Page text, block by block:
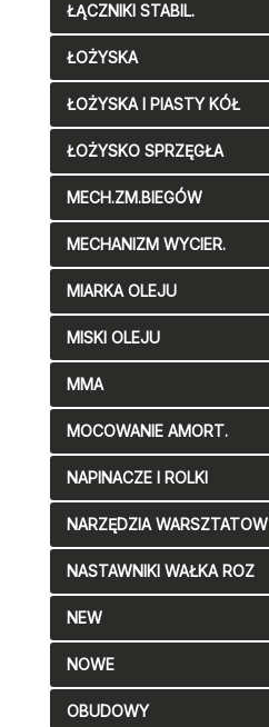
ŁĄCZNIKI STABIL.
ŁOŻYSKA
ŁOŻYSKA I PIASTY KÓŁ
ŁOŻYSKO SPRZĘGŁA
MECH.ZM.BIEGÓW
MECHANIZM WYCIER.
MIARKA OLEJU
MISKI OLEJU
MMA
MOCOWANIE AMORT.
NAPINACZE I ROLKI
NARZĘDZIA WARSZTATOW
NASTAWNIKI WAŁKA ROZ
NEW
NOWE
OBUDOWY